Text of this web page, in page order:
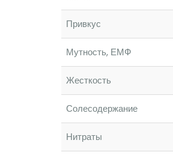
Привкус
Мутность, ЕМФ
Жесткость
Солесодержание
Нитраты